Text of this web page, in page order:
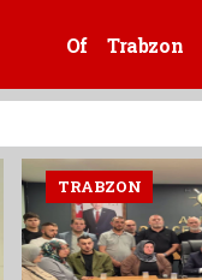
Of Trabzon
TRABZON